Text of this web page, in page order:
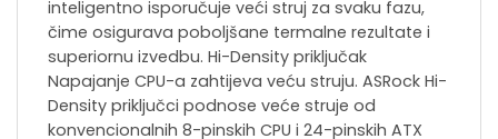
inteligentno isporučuje veći struj za svaku fazu,
čime osigurava poboljšane termalne rezultate i
superiornu izvedbu. Hi-Density priključak
Napajanje CPU-a zahtijeva veću struju. ASRock Hi-
Density priključci podnose veće struje od
konvencionalnih 8-pinskih CPU i 24-pinskih ATX